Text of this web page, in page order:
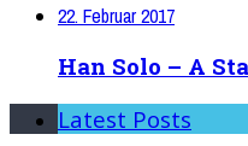
22. Februar 2017
Han Solo – A
Latest Posts